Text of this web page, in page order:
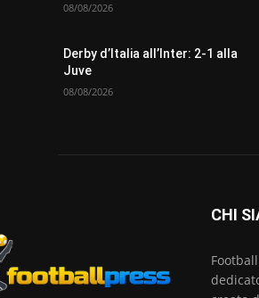
08/08/2026
Derby d’Italia all’Inter: 2-1 alla
Juve
08/08/2026
CHI